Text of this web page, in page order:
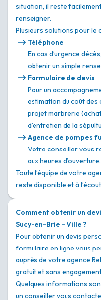
situation, il reste
renseigner.
Plusieurs solutions pour le
Téléphone
En cas d’urgence
obtenir un simple
Formulaire de devis
Pour un
estimation du coût des
projet marbrerie
d’entretien de la
Agence de pompes
Votre conseiller vous
aux heures d’ouverture.
Toute l’équipe de votre
reste disponible et à
Comment obtenir un
Sucy-en-Brie - Ville ?
Pour obtenir un devis
formulaire en ligne vous
auprès de votre agence
gratuit et sans
Quelques informations
un conseiller vous